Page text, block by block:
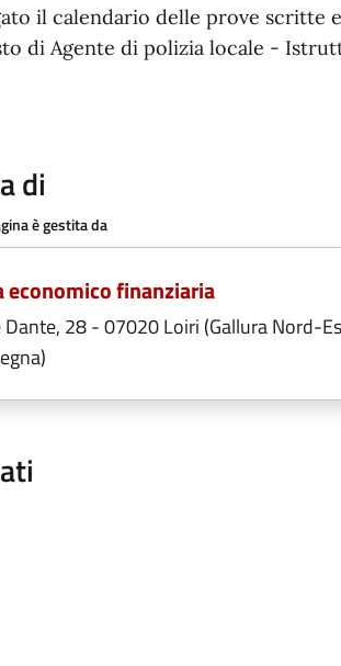
il calendario delle prove scritte
di Agente di polizia locale -
di
è gestita da
economico finanziaria
Dante, 28 - 07020 Loiri (Gallura Nord-